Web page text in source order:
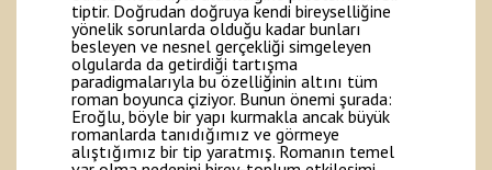
tiptir. Doğrudan doğruya kendi bireyselliğine
yönelik sorunlarda olduğu kadar bunları
besleyen ve nesnel gerçekliği simgeleyen
olgularda da getirdiği tartışma
paradigmalarıyla bu özelliğinin altını tüm
roman boyunca çiziyor. Bunun önemi şurada:
Eroğlu, böyle bir yapı kurmakla ancak büyük
romanlarda tanıdığımız ve görmeye
alıştığımız bir tip yaratmış. Romanın temel